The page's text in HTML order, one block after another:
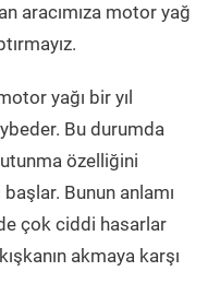
aracımıza motor yağ
yağı bir yıl
Bu durumda
özelliğini
Bunun anlamı
çok ciddi hasarlar
akmaya karşı